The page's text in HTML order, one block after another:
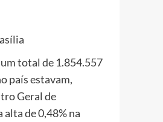
total de 1.854.557
país estavam,
Geral de
de 0,48% na